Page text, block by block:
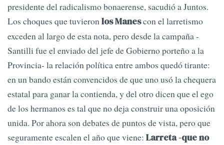
presidente del radicalismo bonaerense, sacudió a Juntos.
Los choques que tuvieronlos Manescon el larretismo
exceden al largo de esta nota, pero desde la campaña -
Santilli fue el enviado del jefe de Gobierno porteño a la
Provincia- la relación política entre ambos quedó tirante:
en un bando están convencidos de que uno usó la chequera
estatal para ganar la contienda, y del otro dicen que el ego
de los hermanos es tal que no deja construir una oposición
unida. Por ahora son debates de puntos de vista, pero que
seguramente escalen el año que viene: Larreta -que no